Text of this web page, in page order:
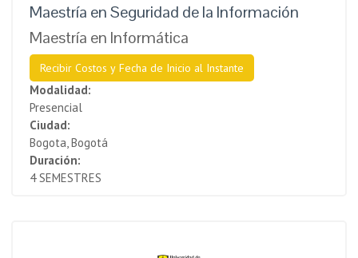
Maestría en Seguridad de la Información
Maestría en Informática
Recibir Costos y Fecha de Inicio al Instante
Modalidad:
Presencial
Ciudad:
Bogota, Bogotá
Duración:
4 SEMESTRES